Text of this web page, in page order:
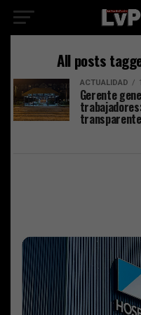
All posts
ACTUALIDAD
Gerente